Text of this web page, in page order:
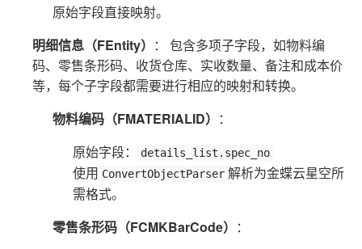
原始字段直接映射。
明细信息（FEntity） ： 包含多项子字段，如物料编
码、零售条形码、收货仓库、实收数量、备注和成本价
等，每个子字段都需要进行相应的映射和转换。
物料编码（FMATERIALID） ：
原始字段：
details_list.spec_no
使用 ConvertObjectParser 解析为金蝶云星空所
需格式。
零售条形码（FCMKBarCode） ：